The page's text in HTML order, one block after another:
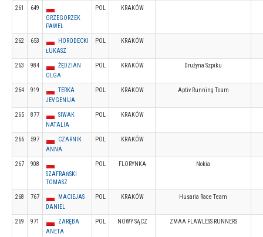
261
649
GRZEGORZEK
PAWEL
POL KRAKÓW
262 653
HORODECKI
ŁUKASZ
POL KRAKÓW
263 984
ŻĘDZIAN
OLGA
POL KRAKÓW Drużyna Szpiku
264 919
TERKA
JEVGENIJA
POL KRAKOW Aptiv Running Team
265 877
SIWAK
NATALIA
POL KRAKÓW
266 597
CZARNIK
ANNA
POL KRAKÓW
267
908
SZAFRAŃSKI
TOMASZ
POL FLORYNKA Nokia
268 767
MACIEJAS
DANIEL
POL KRAKÓW Husaria Race Team
269 971
ZARĘBA
ANETA
POL NOWY SĄCZ ZMAA FLAWLESS RUNNERS